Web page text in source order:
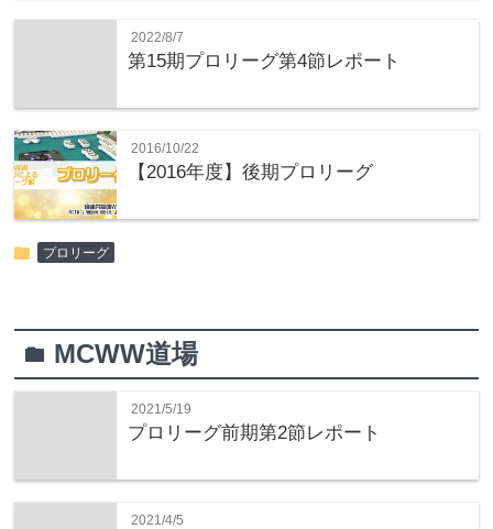
2022/8/7
第15期プロリーグ第4節レポート
2016/10/22
【2016年度】後期プロリーグ
folder プロリーグ
folder MCWW道場
2021/5/19
プロリーグ前期第2節レポート
2021/4/5